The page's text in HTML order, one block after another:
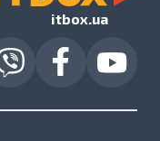
itbox.ua